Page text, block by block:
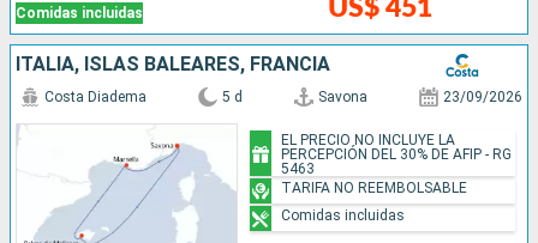
Comidas incluidas US$ 451
ITALIA, ISLAS BALEARES, FRANCIA
Costa Diadema 5 d Savona 23/09/2026
EL PRECIO NO INCLUYE LA
PERCEPCIÓN DEL 30% DE AFIP - RG
5463
TARIFA NO REEMBOLSABLE
Comidas incluidas